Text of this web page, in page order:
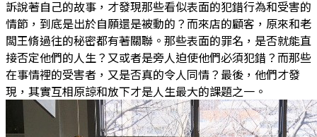
訴說著自己的故事，才發現那些看似表面的犯錯行為和受害的
情節，到底是出於自願還是被動的？而來店的顧客，原來和老
闆王脩過往的秘密都有著關聯。那些表面的罪名，是否就能直
接否定他們的人生？又或者是旁人迫使他們必須犯錯？而那些
在事情裡的受害者，又是否真的令人同情？最後，他們才發
現，其實互相原諒和放下才是人生最大的課題之一。